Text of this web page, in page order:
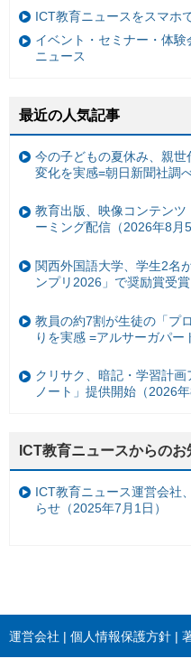
ICT教育ニュースをスマホ
イベント・セミナー・体
ニュース
最近の人気記事
今の子どもの夏休み、親
変化を実感=朝日新聞社調
教育出版、映像コンテン
ーミング配信（2026年8月5
関西外国語大学、学生2名
ンプリ2026」で奨励賞受
教員の約7割が生徒の「プ
りを実感 =アルサーガパー
クリサク、暗記・学習計
ノート」提供開始（2026年
ICT教育ニュースからのお
ICT教育ニュース運営会社
らせ（2025年7月1日）
運営会社 個人情報保護方針